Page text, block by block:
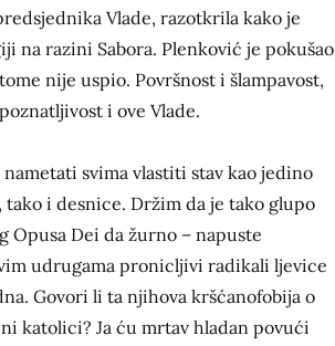
Vlade, razotkrila kako je
na razini Sabora. Plenković je pokušao
nije uspio. Površnost i šlampavost,
i ove Vlade.
svima vlastiti stav kao jedino
i desnice. Držim da je tako glupo
Dei da žurno – napuste
udrugama pronicljivi radikali ljevice
Govori li ta njihova kršćanofobija o
katolici? Ja ću mrtav hladan povući